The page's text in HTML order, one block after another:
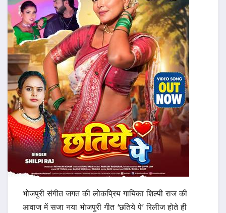
भोजपुरी संगीत जगत की लोकप्रिय गायिका शिल्पी राज की
आवाज में सजा नया भोजपुरी गीत ‘छतिये पे’ रिलीज होते ही